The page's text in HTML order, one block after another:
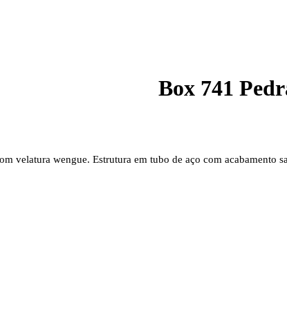
Box 741
velatura wengue. Estrutura em tubo de aço com acabamento